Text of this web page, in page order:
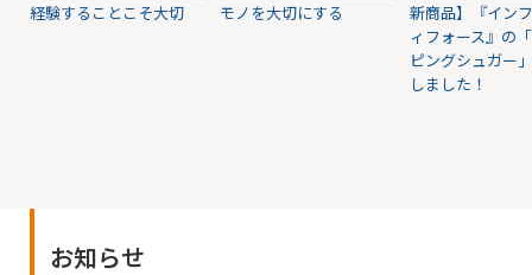
経験することこそ大切 モノを大切にする
新商品】『イン
ィフォース』の
ピングシュガー
しました！
お知らせ